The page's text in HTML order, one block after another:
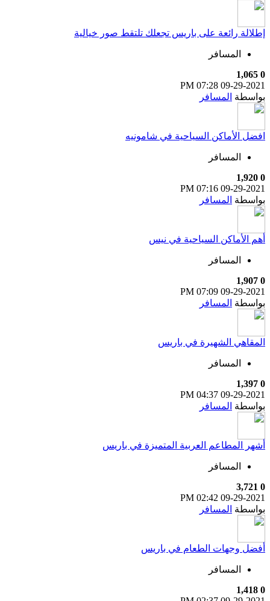
إطلالة رائعة على باريس تجعلك تلتقط صور خيالية
المسافر
0
1,065
09-29-2021
07:28 PM
بواسطة المسافر
افضل الأماكن السياحية في شامونيه
المسافر
0
1,920
09-29-2021
07:16 PM
بواسطة المسافر
أهم الأماكن السياحية في نيس
المسافر
0
1,907
09-29-2021
07:09 PM
بواسطة المسافر
المقاهي الشهيرة في باريس
المسافر
0
1,397
09-29-2021
04:37 PM
بواسطة المسافر
أشهر المطاعم العربية المتميزة في باريس
المسافر
0
3,721
09-29-2021
02:42 PM
بواسطة المسافر
أفضل وجهات الطعام في باريس
المسافر
0
1,418